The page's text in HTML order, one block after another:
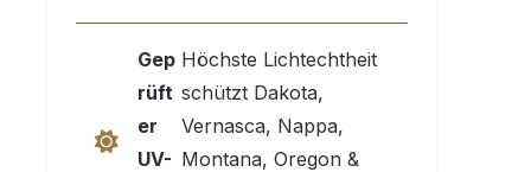
Gep
rüft
er
UV-
Höchste Lichtechtheit
schützt Dakota,
Vernasca, Nappa,
Montana, Oregon &